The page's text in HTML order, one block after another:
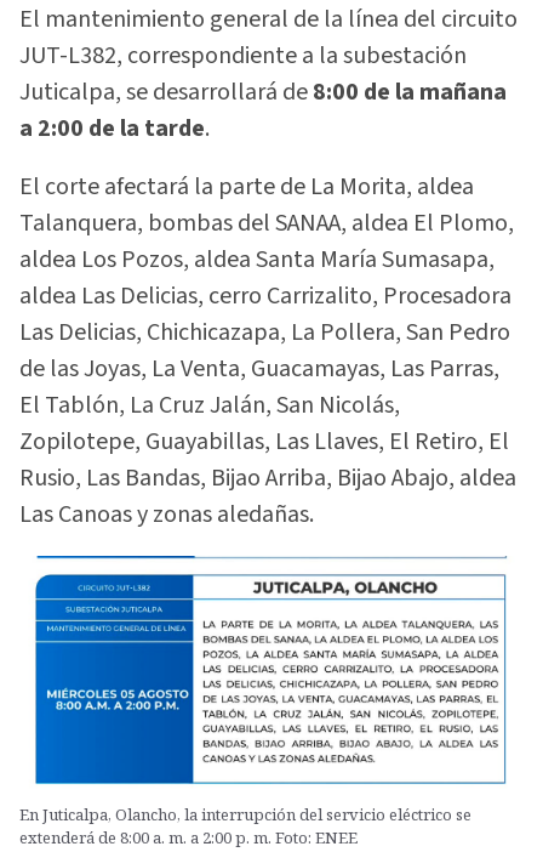
El mantenimiento general de la línea del circuito
JUT-L382, correspondiente a la subestación
Juticalpa, se desarrollará de8:00 de la mañana
a 2:00 de la tarde.
El corte afectará la parte de La Morita, aldea
Talanquera, bombas del SANAA, aldea El Plomo,
aldea Los Pozos, aldea Santa María Sumasapa,
aldea Las Delicias, cerro Carrizalito, Procesadora
Las Delicias, Chichicazapa, La Pollera, San Pedro
de las Joyas, La Venta, Guacamayas, Las Parras,
El Tablón, La Cruz Jalán, San Nicolás,
Zopilotepe, Guayabillas, Las Llaves, El Retiro, El
Rusio, Las Bandas, Bijao Arriba, Bijao Abajo, aldea
Las Canoas y zonas aledañas.
En Juticalpa, Olancho, la interrupción del servicio eléctrico se
extenderá de 8:00 a. m. a 2:00 p. m. Foto: ENEE